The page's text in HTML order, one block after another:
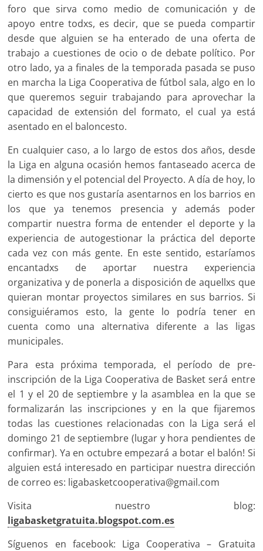
foro que sirva como medio de comunica­ción y de
apoyo entre todxs, es decir, que se pueda compartir
desde que alguien se ha enterado de una oferta de
trabajo a cuestiones de ocio o de debate político. Por
otro lado, ya a finales de la tem­porada pasada se puso
en marcha la Liga Cooperativa de fútbol sala, algo en lo
que queremos seguir trabajando para aprovechar la
capacidad de extensión del formato, el cual ya está
asentado en el baloncesto.
En cualquier caso, a lo largo de estos dos años, desde
la Liga en al­guna ocasión hemos fantaseado acerca de
la dimensión y el potencial del Proyecto. A día de hoy, lo
cierto es que nos gustaría asentarnos en los barrios en
los que ya tenemos presencia y además poder
compartir nuestra forma de entender el deporte y la
experiencia de autogestio­nar la práctica del deporte
cada vez con más gente. En este sentido, estaríamos
encantadxs de aportar nuestra experiencia
organizativa y de ponerla a disposición de aquellxs que
quieran montar proyectos similares en sus barrios. Si
consiguiéramos esto, la gente lo podría te­ner en
cuenta como una alternativa diferente a las ligas
municipales.
Para esta próxima temporada, el período de pre-
inscripción de la Liga Cooperativa de Basket será entre
el 1 y el 20 de septiembre y la asamblea en la que se
formalizarán las inscripciones y en la que fijare­mos
todas las cuestiones relacionadas con la Liga será el
domingo 21 de septiembre (lugar y hora pendientes de
confirmar). Ya en octubre empezará a botar el balón! Si
alguien está interesado en participar nuestra dirección
de correo es: ligabasketcooperativa@gmail.com
Visita nuestro blog:
ligabasketgratuita.blogspot.com.es
Síguenos en facebook: Liga Cooperativa – Gratuita